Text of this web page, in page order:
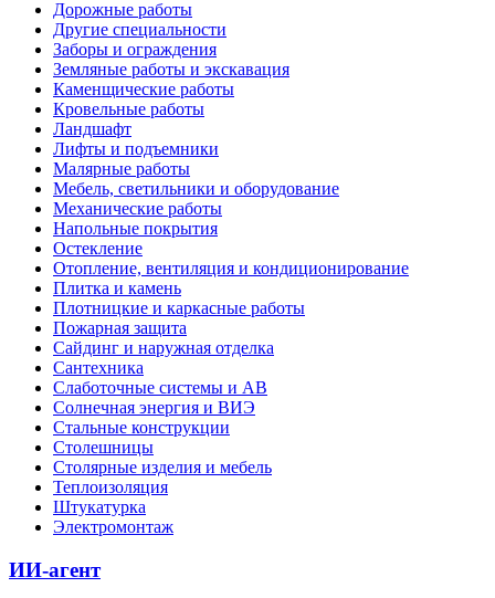
Дорожные работы
Другие специальности
Заборы и ограждения
Земляные работы и экскавация
Каменщические работы
Кровельные работы
Ландшафт
Лифты и подъемники
Малярные работы
Мебель, светильники и оборудование
Механические работы
Напольные покрытия
Остекление
Отопление, вентиляция и кондиционирование
Плитка и камень
Плотницкие и каркасные работы
Пожарная защита
Сайдинг и наружная отделка
Сантехника
Слаботочные системы и АВ
Солнечная энергия и ВИЭ
Стальные конструкции
Столешницы
Столярные изделия и мебель
Теплоизоляция
Штукатурка
Электромонтаж
ИИ-агент